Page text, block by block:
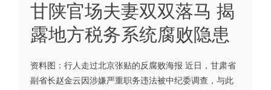
甘陕官场夫妻双双落马 揭
露地方税务系统腐败隐患
资料图：行人走过北京张贴的反腐败海报 近日，甘肃省
副省长赵金云因涉嫌严重职务违法被中纪委调查，与此